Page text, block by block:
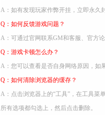
A：如有发现玩家作弊开挂，立即永久
Q：如何反馈游戏问题？
A：可通过官网联系GM和客服、官方
Q：游戏卡顿怎么办？
A：您可以查看是否自身网络原因，如
Q：如何清除浏览器的缓存？
A：点击浏览器上的“工具”，在工具菜
所有选项都勾选上，然后点击删除。